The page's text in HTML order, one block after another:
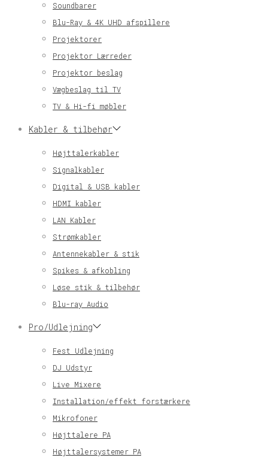
Soundbarer
Blu-Ray & 4K UHD afspillere
Projektorer
Projektor Lærreder
Projektor beslag
Vægbeslag til TV
TV & Hi-fi møbler
Kabler & tilbehør
Højttalerkabler
Signalkabler
Digital & USB kabler
HDMI kabler
LAN Kabler
Strømkabler
Antennekabler & stik
Spikes & afkobling
Løse stik & tilbehør
Blu-ray Audio
Pro/Udlejning
Fest Udlejning
DJ Udstyr
Live Mixere
Installation/effekt forstærkere
Mikrofoner
Højttalere PA
Højttalersystemer PA